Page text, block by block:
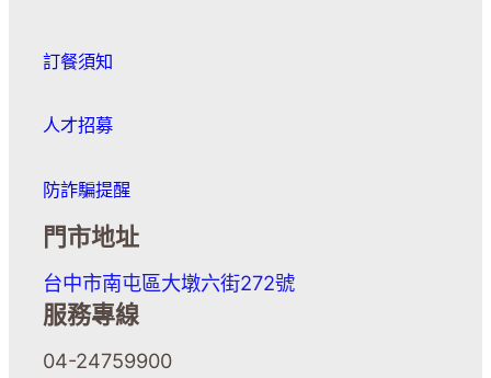
訂餐須知
人才招募
防詐騙提醒
門市地址
台中市南屯區大墩六街272號
服務專線
04-24759900